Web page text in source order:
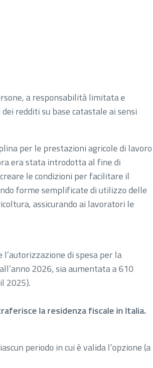
a responsabilità limitata e
redditi su base catastale ai sensi
per le prestazioni agricole di lavoro
era stata introdotta al fine di
le condizioni per facilitare il
forme semplificate di utilizzo delle
assicurando ai lavoratori le
l’autorizzazione di spesa per la
2026, sia aumentata a 610
2025).
la residenza fiscale in Italia.
periodo in cui è valida l’opzione (a